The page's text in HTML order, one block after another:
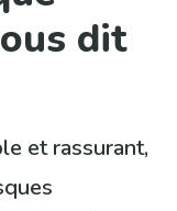
dit
et rassurant,